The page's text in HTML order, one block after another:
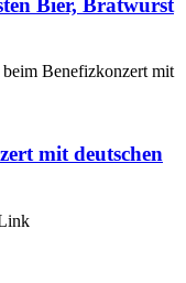
mit deutschen